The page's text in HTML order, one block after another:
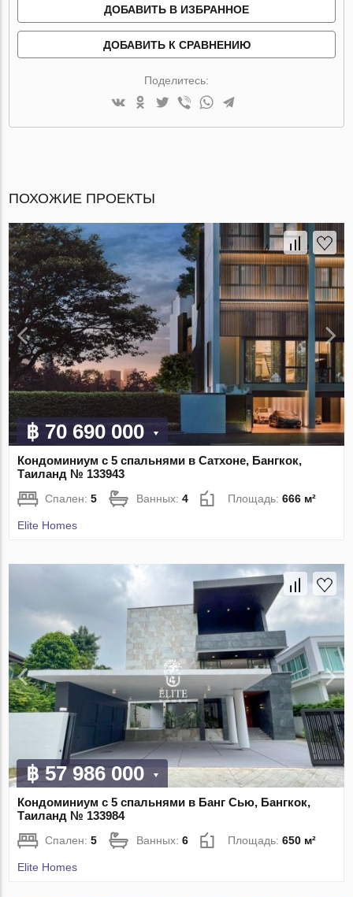
ДОБАВИТЬ В ИЗБРАННОЕ
ДОБАВИТЬ К СРАВНЕНИЮ
Поделитесь:
ПОХОЖИЕ ПРОЕКТЫ
฿ 70 690 000
Кондоминиум с 5 спальнями в Сатхоне, Бангкок,
Таиланд № 133943
Спален:5 Ванных:4 Площадь:666 м²
Elite Homes
฿ 57 986 000
Кондоминиум с 5 спальнями в Банг Сью, Бангкок,
Таиланд № 133984
Спален:5 Ванных:6 Площадь:650 м²
Elite Homes